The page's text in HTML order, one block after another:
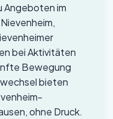
Angeboten im
bei Aktivitäten
Bewegung
bieten
ohne Druck.